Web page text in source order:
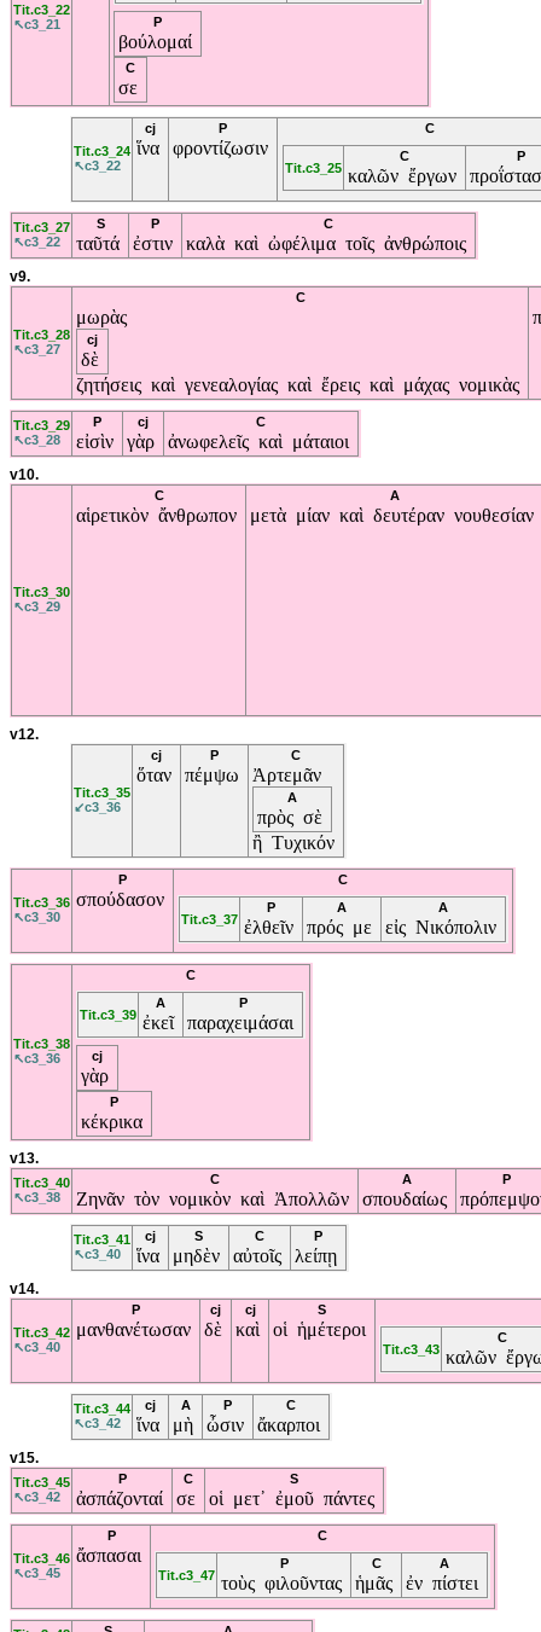
Tit.c3_22
↖c3_21
P
βούλομαί
C
σε
Tit.c3_24
↖c3_22
cj
ἵνα
P
φροντίζωσιν
C
Tit.c3_25
C
καλῶν ἔργων
P
Tit.c3_27
↖c3_22
S
ταῦτά
P
ἐστιν
C
καλὰ καὶ ὠφέλιμα τοῖς ἀνθρώποις
v9.
Tit.c3_28
↖c3_27
C
μωρὰς
cj
δὲ
ζητήσεις καὶ γενεαλογίας καὶ ἔρεις καὶ μάχας νομικὰς
Tit.c3_29
↖c3_28
P
εἰσὶν
cj
γὰρ
C
ἀνωφελεῖς καὶ μάταιοι
v10.
Tit.c3_30
↖c3_29
C
αἱρετικὸν ἄνθρωπον
A
μετὰ μίαν καὶ δευτέραν νουθεσίαν
v12.
Tit.c3_35
↙c3_36
cj
ὅταν
P
πέμψω
C
Ἀρτεμᾶν
A
πρὸς σὲ
ἢ Τυχικόν
Tit.c3_36
↖c3_30
P
σπούδασον
C
Tit.c3_37
P
ἐλθεῖν
A
πρός με
A
εἰς Νικόπολιν
Tit.c3_38
↖c3_36
C
Tit.c3_39
A
ἐκεῖ
P
παραχειμάσαι
cj
γὰρ
P
κέκρικα
v13.
Tit.c3_40
↖c3_38
C
Ζηνᾶν τὸν νομικὸν καὶ Ἀπολλῶν
A
σπουδαίως
P
Tit.c3_41
↖c3_40
cj
ἵνα
S
μηδὲν
C
αὐτοῖς
P
λείπῃ
v14.
Tit.c3_42
↖c3_40
P
μανθανέτωσαν
cj
δὲ
cj
καὶ
S
οἱ ἡμέτεροι
Tit.c3_43
C
καλῶν
Tit.c3_44
↖c3_42
cj
ἵνα
A
μὴ
P
ὦσιν
C
ἄκαρποι
v15.
Tit.c3_45
↖c3_42
P
ἀσπάζονταί
C
σε
S
οἱ μετ᾽ ἐμοῦ πάντες
Tit.c3_46
↖c3_45
P
ἄσπασαι
C
Tit.c3_47
P
τοὺς φιλοῦντας
C
ἡμᾶς
A
ἐν πίστει